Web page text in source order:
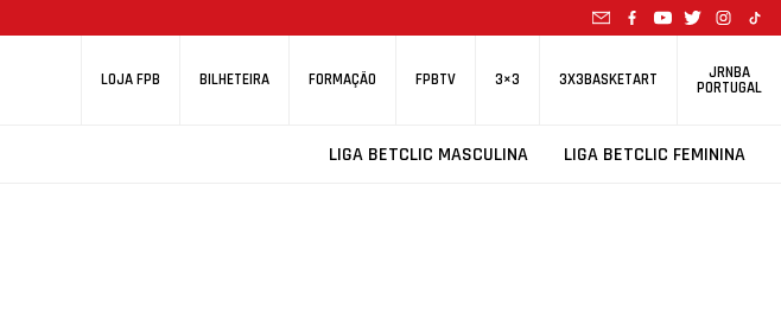
LOJA FPB BILHETEIRA FORMAÇÃO FPBTV 3×3 3X3BASKETART JRNBA
PORTUGAL
LIGA BETCLIC MASCULINA LIGA BETCLIC FEMININA